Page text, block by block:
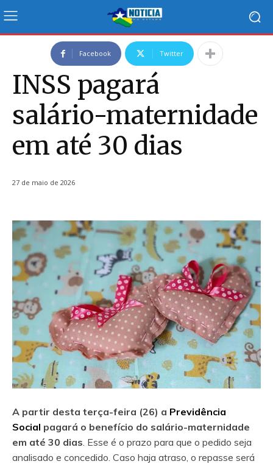
Facebook Twitter
INSS pagará
salário-maternidade
em até 30 dias
27 de maio de 2026
A partir desta terça-feira (26) a Previdência
Social pagará o benefício do salário-maternidade
em até 30 dias . Esse é o prazo para que o pedido seja
analisado e concedido. Caso haja atraso, o repasse será